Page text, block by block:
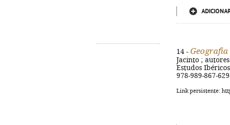
14 -
Jacinto ;
Estudos
978-989-867-
Link persistente: